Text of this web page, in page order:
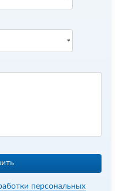
персональных